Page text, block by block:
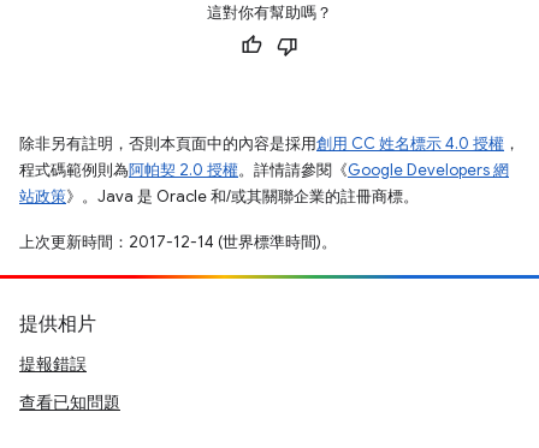
這對你有幫助嗎？
除非另有註明，否則本頁面中的內容是採用創用 CC 姓名標示 4.0 授權 ，
程式碼範例則為阿帕契 2.0 授權。詳情請參閱《Google Developers 網
站政策》。Java 是 Oracle 和/或其關聯企業的註冊商標。
上次更新時間：2017-12-14 (世界標準時間)。
提供相片
提報錯誤
查看已知問題